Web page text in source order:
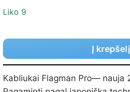
Liko 9
Į krepšelį
Kabliukai Flagman Pro— nauja